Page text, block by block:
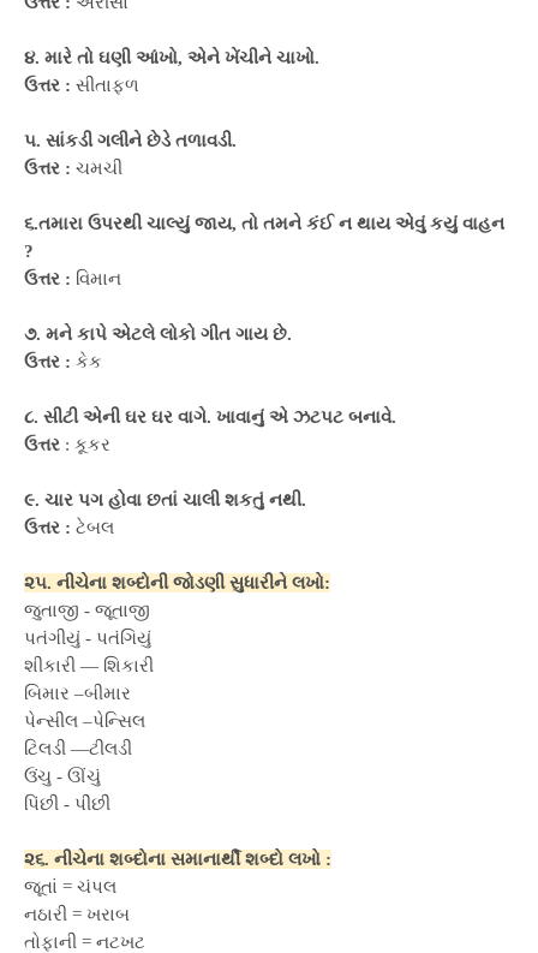
૪. મારે તો ઘણી આંખો, એને ખેંચીને ચાખો.
ઉત્તર : સીતાફળ
૫. સાંકડી ગલીને છેડે તળાવડી.
ઉત્તર : ચમચી
૬.તમારા ઉપરથી ચાલ્યું જાય, તો તમને કંઈ ન થાય એવું કયું વાહન
?
ઉત્તર : વિમાન
૭. મને કાપે એટલે લોકો ગીત ગાય છે.
ઉત્તર : કેક
૮. સીટી એની ઘર ઘર વાગે. ખાવાનું એ ઝટપટ બનાવે.
ઉત્તર : કૂકર
૯. ચાર પગ હોવા છતાં ચાલી શકતું નથી.
ઉત્તર : ટેબલ
૨૫. નીચેના શબ્દોની જોડણી સુધારીને લખો:
જુતાજી - જૂતાજી
પતંગીયું - પતંગિયું
શીકારી — શિકારી
બિમાર –બીમાર
પેન્સીલ –પેન્સિલ
ટિલડી —ટીલડી
ઉંચુ - ઊંચું
પિંછી - પીંછી
૨૬. નીચેના શબ્દોના સમાનાર્થી શબ્દો લખો :
જૂતાં = ચંપલ
નઠારી = ખરાબ
તોફાની = નટખટ